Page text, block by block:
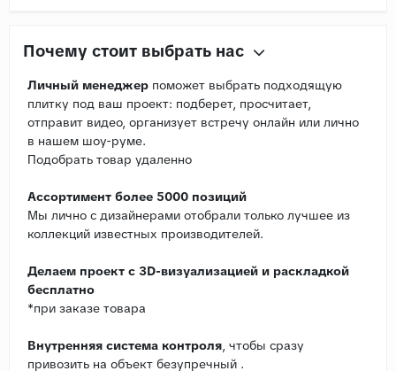
Почему стоит выбрать нас
Личный менеджер поможет выбрать подходящую
плитку под ваш проект: подберет, просчитает,
отправит видео, организует встречу онлайн или лично
в нашем шоу-руме.
Подобрать товар удаленно
Ассортимент более 5000 позиций
Мы лично с дизайнерами отобрали только лучшее из
коллекций известных производителей.
Делаем проект с 3D-визуализацией и раскладкой
бесплатно
*при заказе товара
Внутренняя система контроля , чтобы сразу
привозить на объект безупречный .